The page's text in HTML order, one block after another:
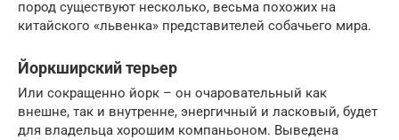
пород существуют несколько, весьма похожих на
китайского «львенка» представителей собачьего мира.
Йоркширский терьер
Или сокращенно йорк – он очаровательный как
внешне, так и внутренне, энергичный и ласковый, будет
для владельца хорошим компаньоном. Выведена